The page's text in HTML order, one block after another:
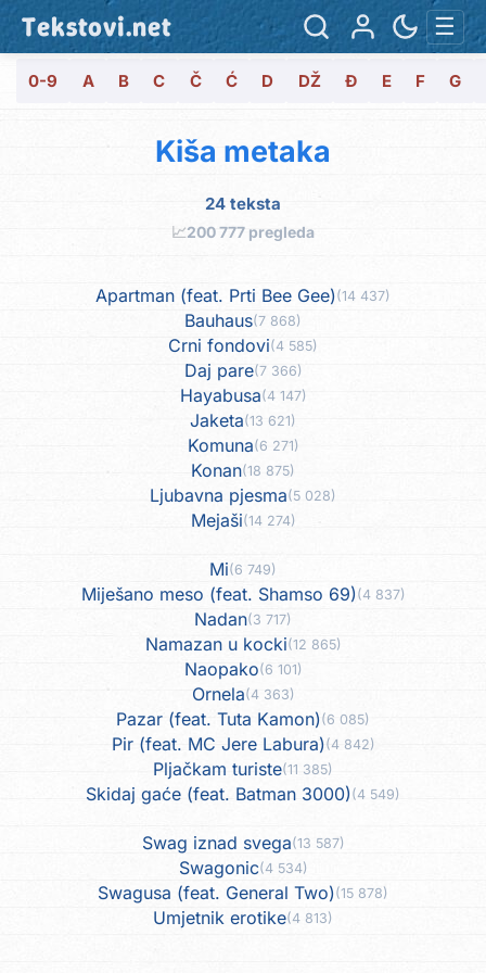
Tekstovi.net ☰
0-9 A B C Č Ć D DŽ Đ E F G
Kiša metaka
24 teksta
📈200 777 pregleda
Apartman (feat. Prti Bee Gee)(14 437)
Bauhaus(7 868)
Crni fondovi(4 585)
Daj pare(7 366)
Hayabusa(4 147)
Jaketa(13 621)
Komuna(6 271)
Konan(18 875)
Ljubavna pjesma(5 028)
Mejaši(14 274)
Mi(6 749)
Miješano meso (feat. Shamso 69)(4 837)
Nadan(3 717)
Namazan u kocki(12 865)
Naopako(6 101)
Ornela(4 363)
Pazar (feat. Tuta Kamon)(6 085)
Pir (feat. MC Jere Labura)(4 842)
Pljačkam turiste(11 385)
Skidaj gaće (feat. Batman 3000)(4 549)
Swag iznad svega(13 587)
Swagonic(4 534)
Swagusa (feat. General Two)(15 878)
Umjetnik erotike(4 813)